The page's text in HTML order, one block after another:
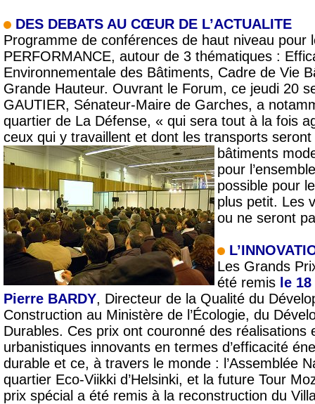
DES DEBATS AU CŒUR DE L’ACTUALITE
Programme de conférences de haut niveau pour
PERFORMANCE, autour de 3 thématiques :
Environnementale des Bâtiments, Cadre de Vie
Grande Hauteur. Ouvrant le Forum, ce jeudi 20
GAUTIER, Sénateur-Maire de Garches, a
quartier de La Défense, « qui sera tout à la fois
ceux qui y travaillent et dont les transports
bâtiments
pour
possible pour
plus petit. Les
ou ne seront
Les Grands
été remis le
Pierre BARDY, Directeur de la Qualité du
Construction au Ministère de l’Écologie, du
Durables. Ces prix ont couronné des
urbanistiques innovants en termes d’efficacité
durable et ce, à travers le monde : l’Assemblée
quartier Eco-Viikki d’Helsinki, et la future Tour
prix spécial a été remis à la reconstruction du